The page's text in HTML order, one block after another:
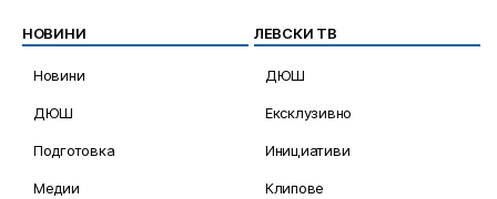
НОВИНИ
Новини
ДЮШ
Подготовка
Медии
ЛЕВСКИ ТВ
ДЮШ
Ексклузивно
Инициативи
Клипове